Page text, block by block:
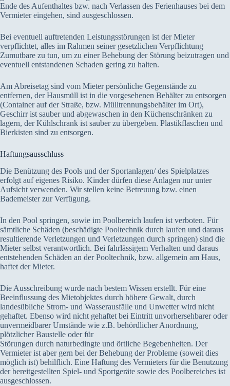
Ende des Aufenthaltes bzw. nach Verlassen des Ferienhauses bei dem
Vermieter eingehen, sind ausgeschlossen.
Bei eventuell auftretenden Leistungsstörungen ist der Mieter
verpflichtet, alles im Rahmen seiner gesetzlichen Verpflichtung
Zumutbare zu tun, um zu einer Behebung der Störung beizutragen und
eventuell entstandenen Schaden gering zu halten.
Am Abreisetag sind vom Mieter persönliche Gegenstände zu
entfernen, der Hausmüll ist in die vorgesehenen Behälter zu entsorgen
(Container auf der Straße, bzw. Mülltrennungsbehälter im Ort),
Geschirr ist sauber und abgewaschen in den Küchenschränken zu
lagern, der Kühlschrank ist sauber zu übergeben. Plastikflaschen und
Bierkisten sind zu entsorgen.
Haftungsausschluss
Die Benützung des Pools und der Sportanlagen/ des Spielplatzes
erfolgt auf eigenes Risiko. Kinder dürfen diese Anlagen nur unter
Aufsicht verwenden. Wir stellen keine Betreuung bzw. einen
Bademeister zur Verfügung.
In den Pool springen, sowie im Poolbereich laufen ist verboten. Für
sämtliche Schäden (beschädigte Pooltechnik durch laufen und daraus
resultierende Verletzungen und Verletzungen durch springen) sind die
Mieter selbst verantwortlich. Bei fahrlässigem Verhalten und daraus
entstehenden Schäden an der Pooltechnik, bzw. allgemein am Haus,
haftet der Mieter.
Die Ausschreibung wurde nach bestem Wissen erstellt. Für eine
Beeinflussung des Mietobjektes durch höhere Gewalt, durch
landesübliche Strom- und Wasserausfälle und Unwetter wird nicht
gehaftet. Ebenso wird nicht gehaftet bei Eintritt unvorhersehbarer oder
unvermeidbarer Umstände wie z.B. behördlicher Anordnung,
plötzlicher Baustelle oder für
Störungen durch naturbedingte und örtliche Begebenheiten. Der
Vermieter ist aber gern bei der Behebung der Probleme (soweit dies
möglich ist) behilflich. Eine Haftung des Vermieters für die Benutzung
der bereitgestellten Spiel- und Sportgeräte sowie des Poolbereiches ist
ausgeschlossen.